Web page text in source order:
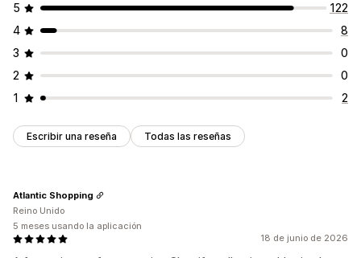
5
122
4
8
3
0
2
0
1
2
Escribir una reseña Todas las reseñas
18 de junio de 2026
Atlantic Shopping
Reino Unido
5 meses usando la aplicación